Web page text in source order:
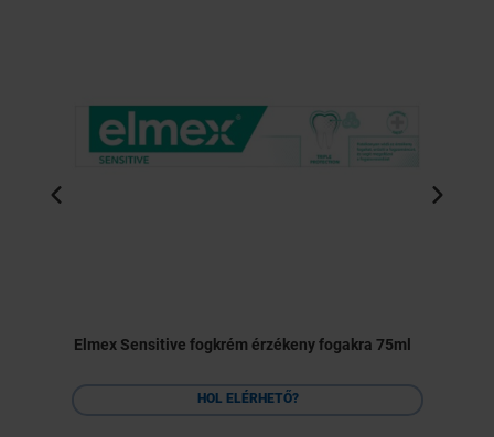
Elmex Sensitive fogkrém érzékeny fogakra 75ml
HOL ELÉRHETŐ?